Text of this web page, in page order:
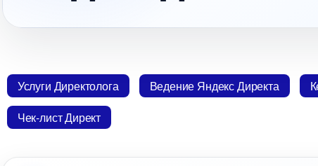
Услуги Директолога едение Яндекс Директа
Чек-лист Директ